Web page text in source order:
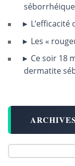
Les «
Ce soir 18
dermatite
ARCHIVES